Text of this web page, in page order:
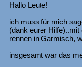
Hallo Leute!
ich muss für mich
(dank eurer
rennen in Garmisch,
insgesamt war das